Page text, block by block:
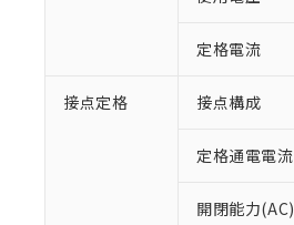
定格電流
接点定格 接点構成
定格通電電流
開閉能力(AC)